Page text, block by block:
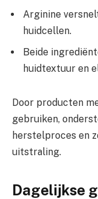
Arginine
huidcellen.
Beide
huidtextuur en
Door producten
gebruiken,
herstelproces en
uitstraling.
Dagelijkse